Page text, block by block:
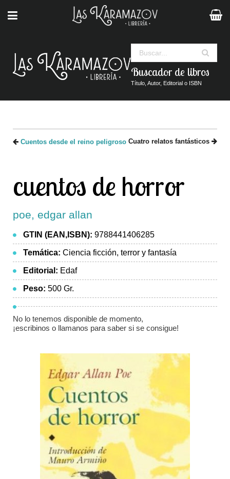
Buscador de libros
Título, Autor, Editorial o ISBN
Cuentos desde el reino peligroso Cuatro relatos fantásticos
cuentos de horror
poe, edgar allan
GTIN (EAN,ISBN): 9788441406285
Temática: Ciencia ficción, terror y fantasía
Editorial: Edaf
Peso: 500 Gr.
No lo tenemos disponible de momento,
¡escribinos o llamanos para saber si se consigue!